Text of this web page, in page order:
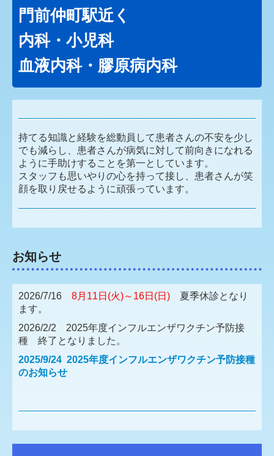
門前仲町駅近く
内科・小児科
血液内科・膠原病内科
持てる知識と経験を総動員して患者さんの不安を少し
でも減らし、患者さんが病気に対して前向きになれる
ように手助けすることを第一としています。
スタッフも思いやりの心を持って接し、患者さんが笑
顔を取り戻せるように頑張っています。
お知らせ
2026/7/16 8月11日(火)～16日(日) 夏季休診となり
ます。
2026/2/2 2025年度インフルエンザワクチン予防接
種 終了となりました。
2025/9/24 2025年度インフルエンザワクチン予防接種
のお知らせ